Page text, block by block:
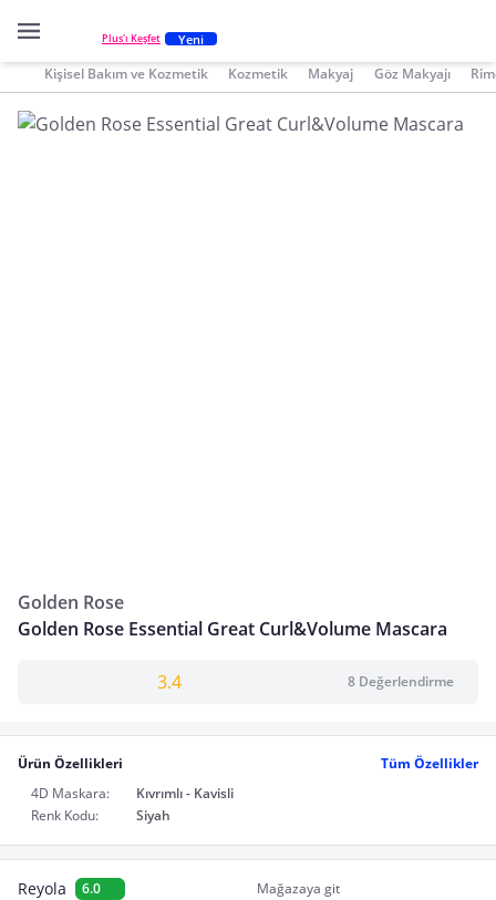
Plus'ı Keşfet Yeni
Kişisel Bakım ve Kozmetik Kozmetik Makyaj Göz Makyajı
Golden Rose
Golden Rose Essential Great Curl&Volume Mascara
3.4 8 Değerlendirme
Ürün Özellikleri
Tüm Özellikler
4D Maskara:
Kıvrımlı - Kavisli
Renk Kodu:
Siyah
Reyola 6.0 Mağazaya git